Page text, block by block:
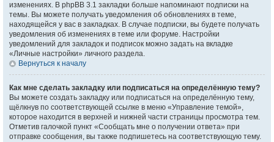
изменениях. В phpBB 3.1 закладки больше напоминают подписки на
темы. Вы можете получать уведомления об обновлениях в теме,
находящейся у вас в закладках. В случае подписки, вы будете получать
уведомления об изменениях в теме или форуме. Настройки
уведомлений для закладок и подписок можно задать на вкладке
«Личные настройки» личного раздела.
Вернуться к началу
Как мне сделать закладку или подписаться на определённую тему?
Вы можете создать закладку или подписаться на определённую тему,
щёлкнув по соответствующей ссылке в меню «Управление темой»,
которое находится в верхней и нижней части страницы просмотра тем.
Отметив галочкой пункт «Сообщать мне о получении ответа» при
отправке сообщения, вы также подпишетесь на соответствующую тему.